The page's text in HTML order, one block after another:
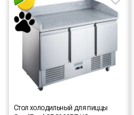
Стол холодильный для пиццы